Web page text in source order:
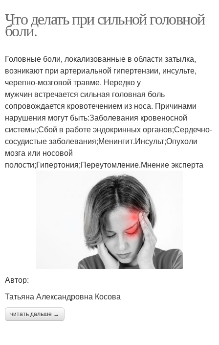
Что делать при сильной головной
боли.
Головные боли, локализованные в области затылка,
возникают при артериальной гипертензии, инсульте,
черепно-мозговой травме. Нередко у
мужчин встречается сильная головная боль
сопровождается кровотечением из носа. Причинами
нарушения могут быть:Заболевания кровеносной
системы;Сбой в работе эндокринных органов;Сердечно-
сосудистые заболевания;Менингит.Инсульт;Опухоли
мозга или носовой
полости;Гипертония;Переутомление.Мнение эксперта
Автор:
Татьяна Александровна Косова
читать дальше →